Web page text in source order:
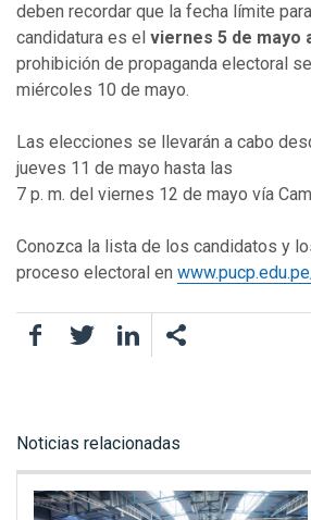
deben recordar que la fecha límite para
candidatura es el viernes 5 de mayo
prohibición de propaganda electoral
miércoles 10 de mayo.
Las elecciones se llevarán a cabo
jueves 11 de mayo hasta las
7 p. m. del viernes 12 de mayo vía
Conozca la lista de los candidatos y
proceso electoral en
FacebookTwitterLinkedIn
Noticias relacionadas